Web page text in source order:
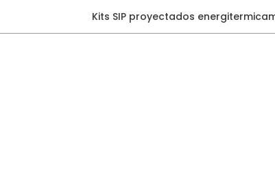
Kits SIP proyectados